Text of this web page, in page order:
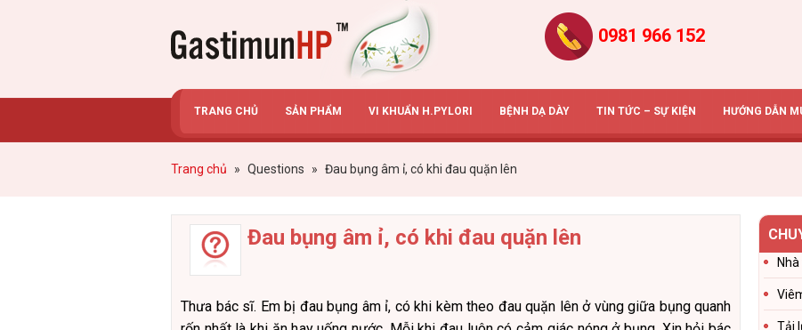
0981 966 152
TRANG CHỦ SẢN PHẨM VI KHUẨN H.PYLORI BỆNH DẠ DÀY TIN TỨC – SỰ KIỆN HƯỚNG DẪN
Trang chủ » Questions » Đau bụng âm ỉ, có khi đau quặn lên
Đau bụng âm ỉ, có khi đau quặn lên
Thưa bác sĩ. Em bị đau bụng âm ỉ, có khi kèm theo đau quặn lên ở vùng giữa bụng quanh
Tải